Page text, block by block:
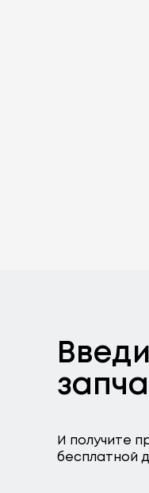
И получите
бесплатной